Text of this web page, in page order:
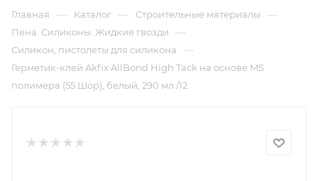
Главная — Каталог — Строительные материалы —
Пена. Силиконы. Жидкие гвозди —
Силикон, пистолеты для силикона —
Герметик-клей Akfix AllBond High Tack на основе MS
полимера (55 Шор), белый, 290 мл /12